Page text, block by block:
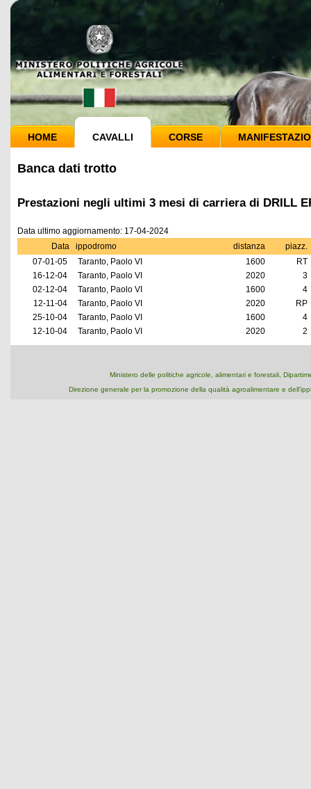
HOME CAVALLI CORSE
Banca dati trotto
Prestazioni negli ultimi 3 mesi di carriera di DRILL
Data ultimo aggiornamento: 17-04-2024
Data
ippodromo distanza
piazz.
07-01-05
Taranto, Paolo VI 1600
RT
16-12-04
Taranto, Paolo VI 2020
3
02-12-04
Taranto, Paolo VI 1600
4
12-11-04
Taranto, Paolo VI 2020
RP
25-10-04
Taranto, Paolo VI 1600
4
12-10-04
Taranto, Paolo VI 2020 2
Ministero delle politiche agricole, alimentari e forestali,
Direzione generale per la promozione della qualità agroalimentare e